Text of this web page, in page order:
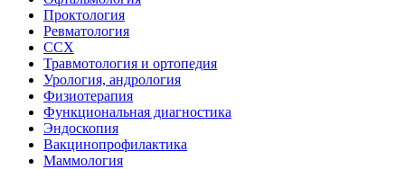
Проктология
Ревматология
ССХ
Травмотология и ортопедия
Урология, андрология
Физиотерапия
Функциональная диагностика
Эндоскопия
Вакцинопрофилактика
Маммология